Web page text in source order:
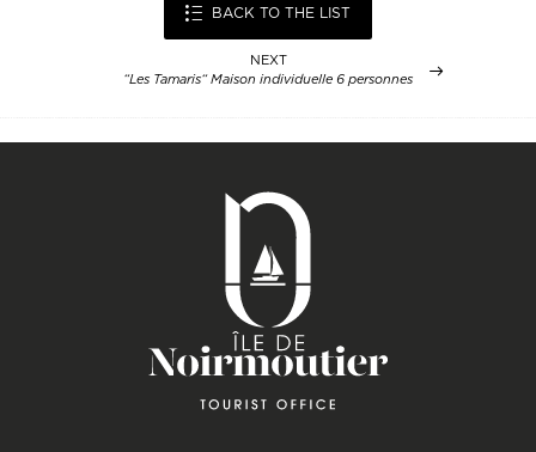
BACK TO THE LIST
NEXT
“Les Tamaris“ Maison individuelle 6 personnes